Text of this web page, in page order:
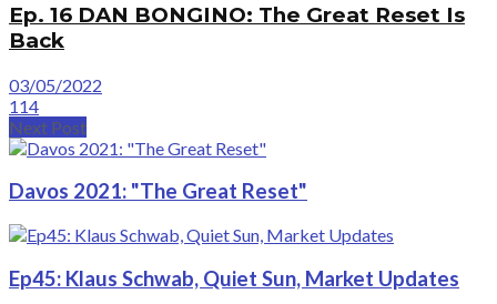
Ep. 16 DAN BONGINO: The Great Reset Is
Back
03/05/2022
114
Next Post
Davos 2021: "The Great Reset"
Ep45: Klaus Schwab, Quiet Sun, Market Updates